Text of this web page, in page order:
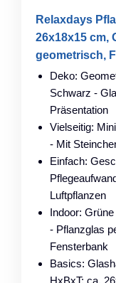
Relaxdays
26x18x15 cm,
geometrisch,
Deko:
Schwarz -
Präsentation
Vielseitig:
- Mit
Einfach:
Luftpflanzen
Indoor:
- Pflanzglas
Fensterbank
Basics:
HxBxT: ca.